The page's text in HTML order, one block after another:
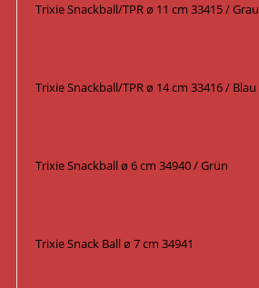
Trixie Snackball/TPR ø 11 cm 33415 / Grau
Trixie Snackball/TPR ø 14 cm 33416 / Blau
Trixie Snackball ø 6 cm 34940 / Grün
Trixie Snack Ball ø 7 cm 34941